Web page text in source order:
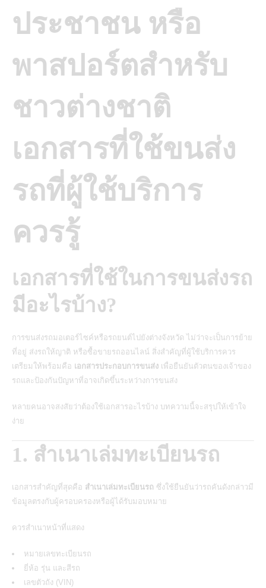
ประชาชน หรือ
พาสปอร์ตสำหรับ
ชาวต่างชาติ
เอกสารที่ใช้ขนส่ง
รถที่ผู้ใช้บริการ
ควรรู้
เอกสารที่ใช้ในการขนส่งรถ
มีอะไรบ้าง?
การขนส่งรถมอเตอร์ไซค์หรือรถยนต์ไปยังต่างจังหวัด ไม่ว่าจะเป็นการย้าย
ที่อยู่ ส่งรถให้ญาติ หรือซื้อขายรถออนไลน์ สิ่งสำคัญที่ผู้ใช้บริการควร
เตรียมให้พร้อมคือ เอกสารประกอบการขนส่ง เพื่อยืนยันตัวตนของเจ้าของ
รถและป้องกันปัญหาที่อาจเกิดขึ้นระหว่างการขนส่ง
หลายคนอาจสงสัยว่าต้องใช้เอกสารอะไรบ้าง บทความนี้จะสรุปให้เข้าใจ
ง่าย
1. สำเนาเล่มทะเบียนรถ
เอกสารสำคัญที่สุดคือ สำเนาเล่มทะเบียนรถ ซึ่งใช้ยืนยันว่ารถคันดังกล่าวมี
ข้อมูลตรงกับผู้ครอบครองหรือผู้ได้รับมอบหมาย
ควรสำเนาหน้าที่แสดง
หมายเลขทะเบียนรถ
ยี่ห้อ รุ่น และสีรถ
เลขตัวถัง (VIN)